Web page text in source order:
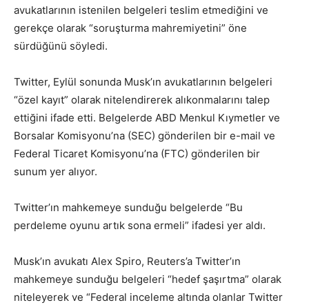
avukatlarının istenilen belgeleri teslim etmediğini ve
gerekçe olarak “soruşturma mahremiyetini” öne
sürdüğünü söyledi.
Twitter, Eylül sonunda Musk’ın avukatlarının belgeleri
“özel kayıt” olarak nitelendirerek alıkonmalarını talep
ettiğini ifade etti. Belgelerde ABD Menkul Kıymetler ve
Borsalar Komisyonu’na (SEC) gönderilen bir e-mail ve
Federal Ticaret Komisyonu’na (FTC) gönderilen bir
sunum yer alıyor.
Twitter’ın mahkemeye sunduğu belgelerde “Bu
perdeleme oyunu artık sona ermeli” ifadesi yer aldı.
Musk’ın avukatı Alex Spiro, Reuters’a Twitter’ın
mahkemeye sunduğu belgeleri “hedef şaşırtma” olarak
niteleyerek ve “Federal inceleme altında olanlar Twitter